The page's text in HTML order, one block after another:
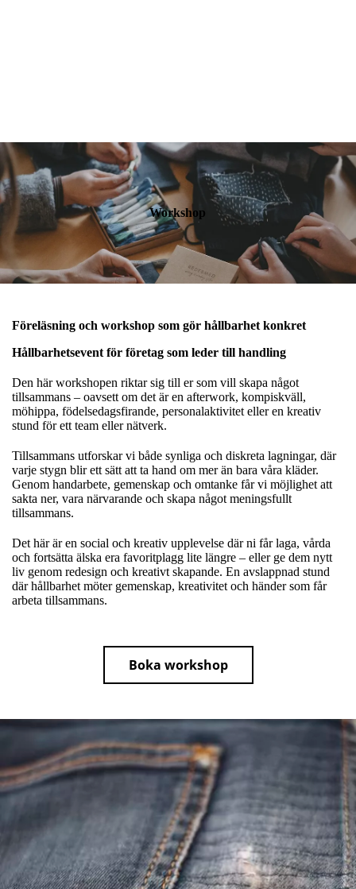
Workshop
Föreläsning och workshop som gör hållbarhet konkret
Hållbarhetsevent för företag som leder till handling
Den här workshopen riktar sig till er som vill skapa något
tillsammans – oavsett om det är en afterwork, kompiskväll,
möhippa, födelsedagsfirande, personalaktivitet eller en kreativ
stund för ett team eller nätverk.
Tillsammans utforskar vi både synliga och diskreta lagningar, där
varje stygn blir ett sätt att ta hand om mer än bara våra kläder.
Genom handarbete, gemenskap och omtanke får vi möjlighet att
sakta ner, vara närvarande och skapa något meningsfullt
tillsammans.
Det här är en social och kreativ upplevelse där ni får laga, vårda
och fortsätta älska era favoritplagg lite längre – eller ge dem nytt
liv genom redesign och kreativt skapande. En avslappnad stund
där hållbarhet möter gemenskap, kreativitet och händer som får
arbeta tillsammans.
Boka workshop